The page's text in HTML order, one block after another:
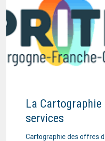
La
services
Cartographie des offres